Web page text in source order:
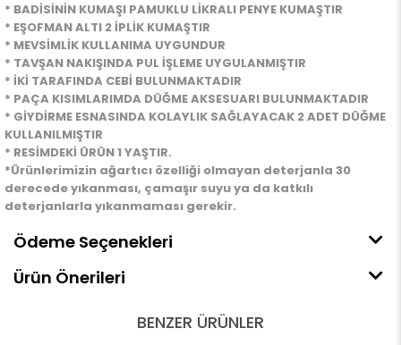
* BADİSİNİN KUMAŞI PAMUKLU LİKRALI PENYE KUMAŞTIR
* EŞOFMAN ALTI 2 İPLİK KUMAŞTIR
* MEVSİMLİK KULLANIMA UYGUNDUR
* TAVŞAN NAKIŞINDA PUL İŞLEME UYGULANMIŞTIR
* İKİ TARAFINDA CEBİ BULUNMAKTADIR
* PAÇA KISIMLARIMDA DÜĞME AKSESUARI BULUNMAKTADIR
* GİYDİRME ESNASINDA KOLAYLIK SAĞLAYACAK 2 ADET DÜĞME
KULLANILMIŞTIR
* RESİMDEKİ ÜRÜN 1 YAŞTIR.
*Ürünlerimizin ağartıcı özelliği olmayan deterjanla 30
derecede yıkanması, çamaşır suyu ya da katkılı
deterjanlarla yıkanmaması gerekir.
Ödeme Seçenekleri
Ürün Önerileri
BENZER ÜRÜNLER